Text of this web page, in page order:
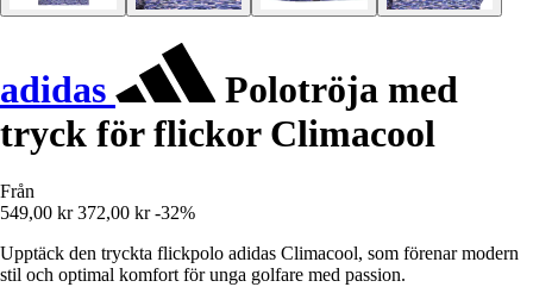
adidas
Polotröja med
tryck för flickor Climacool
Från
549,00 kr 372,00 kr -32%
Upptäck den tryckta flickpolo adidas Climacool, som förenar modern
stil och optimal komfort för unga golfare med passion.